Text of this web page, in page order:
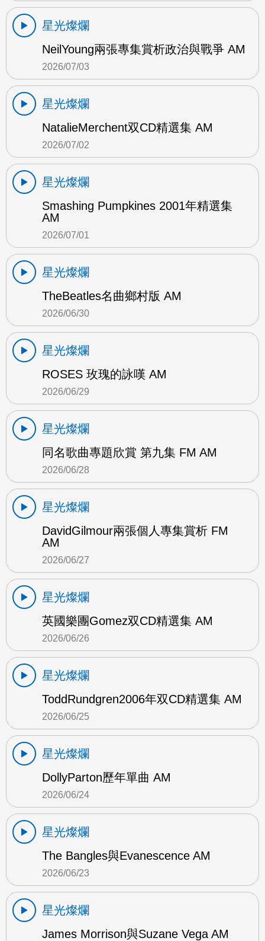
星光燦爛
NeilYoung兩張專集賞析政治與戰爭 AM
2026/07/03
星光燦爛
NatalieMerchent双CD精選集 AM
2026/07/02
星光燦爛
Smashing Pumpkines 2001年精選集
AM
2026/07/01
星光燦爛
TheBeatles名曲鄉村版 AM
2026/06/30
星光燦爛
ROSES 玫瑰的詠嘆 AM
2026/06/29
星光燦爛
同名歌曲專題欣賞 第九集 FM AM
2026/06/28
星光燦爛
DavidGilmour兩張個人專集賞析 FM
AM
2026/06/27
星光燦爛
英國樂團Gomez双CD精選集 AM
2026/06/26
星光燦爛
ToddRundgren2006年双CD精選集 AM
2026/06/25
星光燦爛
DollyParton歷年單曲 AM
2026/06/24
星光燦爛
The Bangles與Evanescence AM
2026/06/23
星光燦爛
James Morrison與Suzane Vega AM